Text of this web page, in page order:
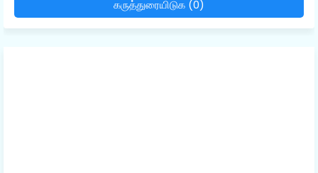
கருத்துரையிடுக (0)